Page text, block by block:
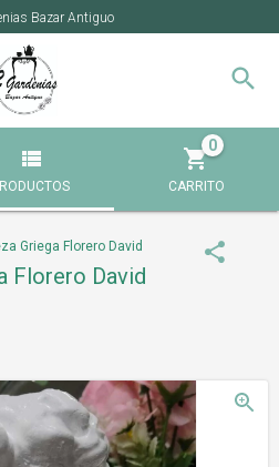
Bazar Antiguo
CARRITO
0
Griega Florero David
Florero David